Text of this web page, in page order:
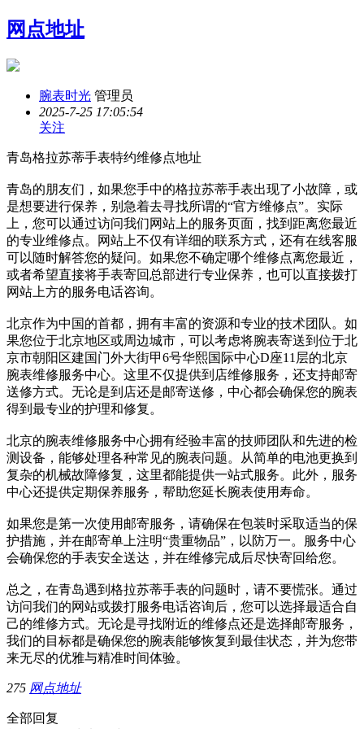
网点地址
腕表时光 管理员
2025-7-25 17:05:54
关注
青岛格拉苏蒂手表特约维修点地址
青岛的朋友们，如果您手中的格拉苏蒂手表出现了小故障，或
是想要进行保养，别急着去寻找所谓的“官方维修点”。实际
上，您可以通过访问我们网站上的服务页面，找到距离您最近
的专业维修点。网站上不仅有详细的联系方式，还有在线客服
可以随时解答您的疑问。如果您不确定哪个维修点离您最近，
或者希望直接将手表寄回总部进行专业保养，也可以直接拨打
网站上方的服务电话咨询。
北京作为中国的首都，拥有丰富的资源和专业的技术团队。如
果您位于北京地区或周边城市，可以考虑将腕表寄送到位于北
京市朝阳区建国门外大街甲6号华熙国际中心D座11层的北京
腕表维修服务中心。这里不仅提供到店维修服务，还支持邮寄
送修方式。无论是到店还是邮寄送修，中心都会确保您的腕表
得到最专业的护理和修复。
北京的腕表维修服务中心拥有经验丰富的技师团队和先进的检
测设备，能够处理各种常见的腕表问题。从简单的电池更换到
复杂的机械故障修复，这里都能提供一站式服务。此外，服务
中心还提供定期保养服务，帮助您延长腕表使用寿命。
如果您是第一次使用邮寄服务，请确保在包装时采取适当的保
护措施，并在邮寄单上注明“贵重物品”，以防万一。服务中心
会确保您的手表安全送达，并在维修完成后尽快寄回给您。
总之，在青岛遇到格拉苏蒂手表的问题时，请不要慌张。通过
访问我们的网站或拨打服务电话咨询后，您可以选择最适合自
己的维修方式。无论是寻找附近的维修点还是选择邮寄服务，
我们的目标都是确保您的腕表能够恢复到最佳状态，并为您带
来无尽的优雅与精准时间体验。
275 网点地址
全部回复